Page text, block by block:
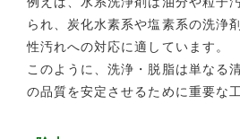
られ、炭化水素系や塩素系の洗浄
性汚れへの対応に適しています。
このように、洗浄・脱脂は単なる
の品質を安定させるために重要な